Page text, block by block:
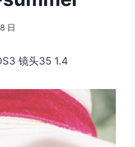
日
镜头35 1.4